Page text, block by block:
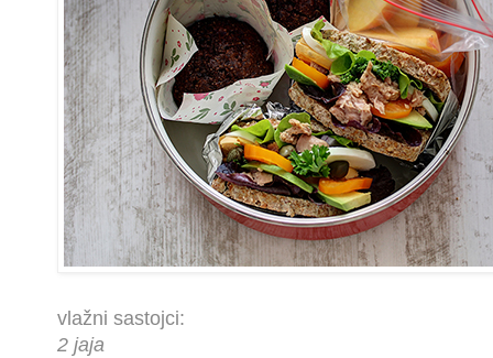
vlažni sastojci:
2 jaja